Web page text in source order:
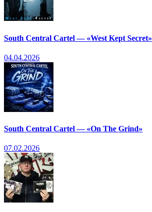
South Central Cartel — «West Kept Secret»
04.04.2026
South Central Cartel — «On The Grind»
07.02.2026